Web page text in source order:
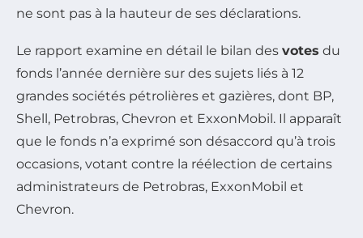
ne sont pas à la hauteur de ses déclarations.
Le rapport examine en détail le bilan des votes du
fonds l’année dernière sur des sujets liés à 12
grandes sociétés pétrolières et gazières, dont BP,
Shell, Petrobras, Chevron et ExxonMobil. Il apparaît
que le fonds n’a exprimé son désaccord qu’à trois
occasions, votant contre la réélection de certains
administrateurs de Petrobras, ExxonMobil et
Chevron.